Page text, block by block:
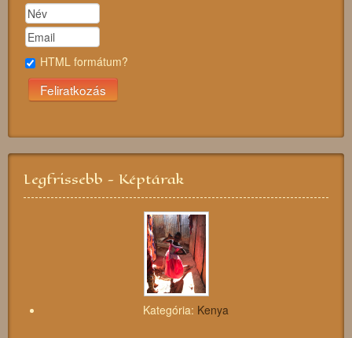
HTML formátum?
Legfrissebb - Képtárak
Kategória: Kenya